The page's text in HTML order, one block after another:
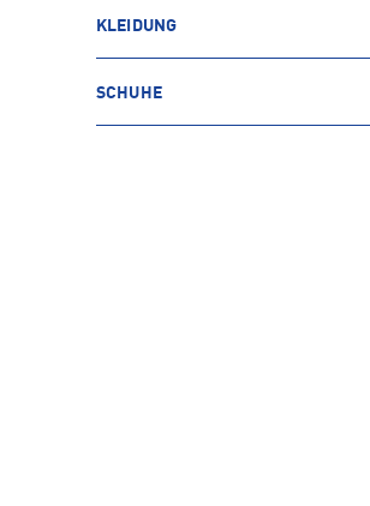
KLEIDUNG
SCHUHE